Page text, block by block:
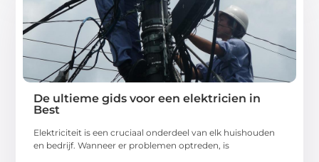
De ultieme gids voor een elektricien in
Best
Elektriciteit is een cruciaal onderdeel van elk huishouden
en bedrijf. Wanneer er problemen optreden, is